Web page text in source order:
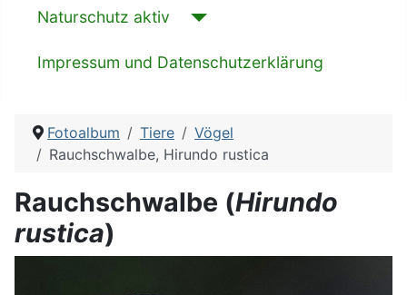
Naturschutz aktiv
Impressum und Datenschutzerklärung
Fotoalbum Tiere
Vögel
Rauchschwalbe, Hirundo rustica
Rauchschwalbe (Hirundo
rustica)